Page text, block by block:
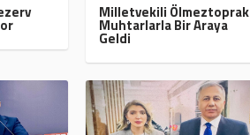
Milletvekili Ölmeztoprak
Muhtarlarla Bir Araya
Geldi